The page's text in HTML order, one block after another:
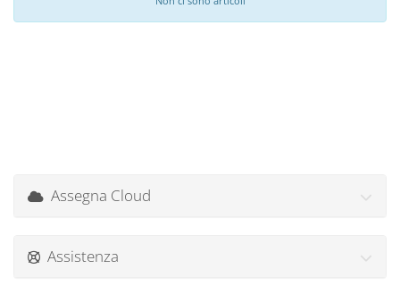
Assegna Cloud
Assistenza